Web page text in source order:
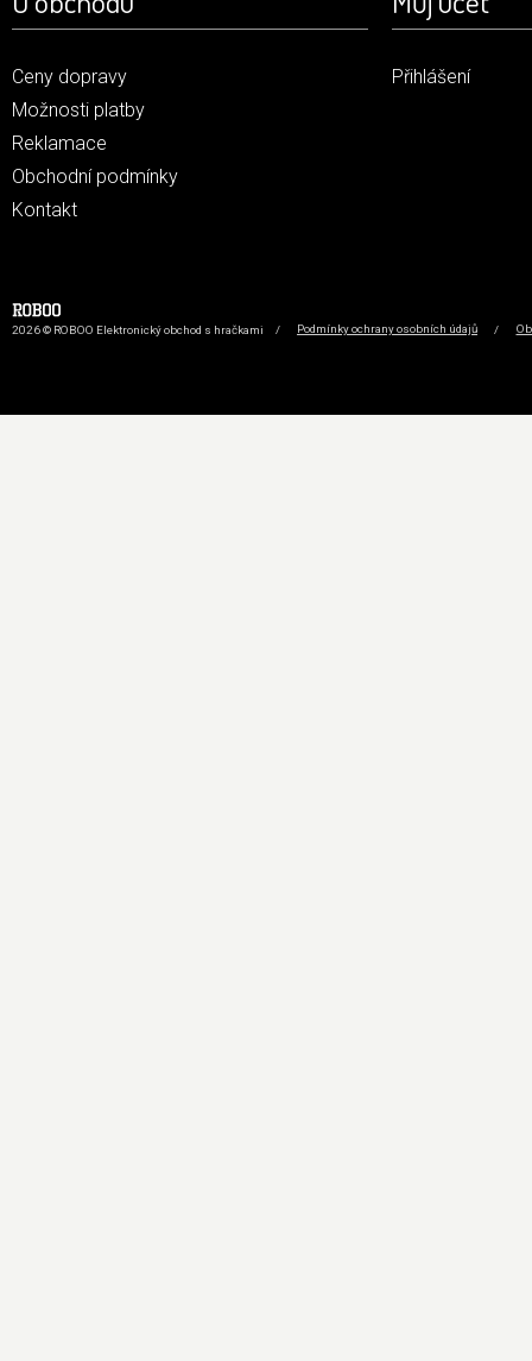
Ceny dopravy
Možnosti platby
Reklamace
Obchodní podmínky
Kontakt
Přihlášení
2026 © ROBOO Elektronický obchod s hračkami / Podmínky ochrany osobních údajů /